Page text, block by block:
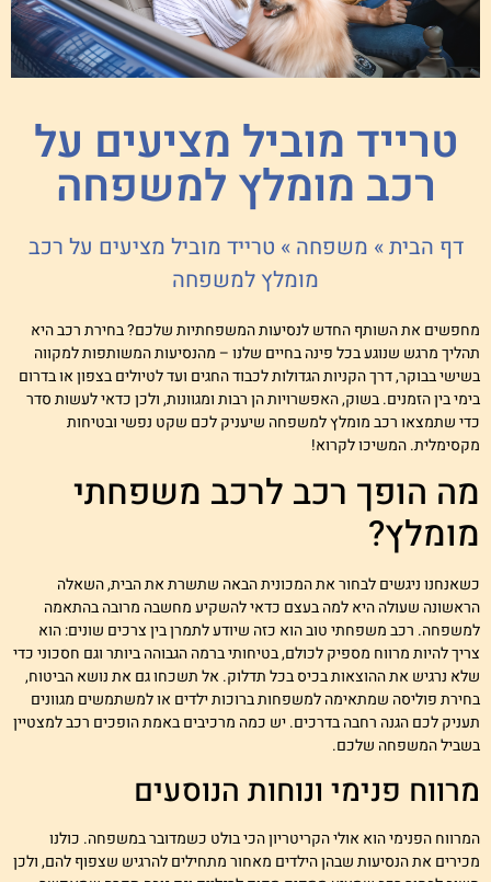
טרייד מוביל מציעים על
רכב מומלץ למשפחה
דף הבית»משפחה» טרייד מוביל מציעים על רכב
מומלץ למשפחה
את השותף החדש לנסיעות המשפחתיות שלכם? בחירת רכב היא
מרגש שנוגע בכל פינה בחיים שלנו – מהנסיעות המשותפות למקווה
בבוקר, דרך הקניות הגדולות לכבוד החגים ועד לטיולים בצפון או בדרום
בין הזמנים. בשוק, האפשרויות הן רבות ומגוונות, ולכן כדאי לעשות סדר
שתמצאו רכב מומלץ למשפחה שיעניק לכם שקט נפשי ובטיחות
המשיכו לקרוא!
הופך רכב לרכב משפחתי
ניגשים לבחור את המכונית הבאה שתשרת את הבית, השאלה
שעולה היא למה בעצם כדאי להשקיע מחשבה מרובה בהתאמה
רכב משפחתי טוב הוא כזה שיודע לתמרן בין צרכים שונים: הוא
להיות מרווח מספיק לכולם, בטיחותי ברמה הגבוהה ביותר וגם חסכוני כדי
נרגיש את ההוצאות בכיס בכל תדלוק. אל תשכחו גם את נושא הביטוח,
פוליסה שמתאימה למשפחות ברוכות ילדים או למשתמשים מגוונים
לכם הגנה רחבה בדרכים. יש כמה מרכיבים באמת הופכים רכב למצטיין
המשפחה שלכם.
פנימי ונוחות הנוסעים
הפנימי הוא אולי הקריטריון הכי בולט כשמדובר במשפחה. כולנו
את הנסיעות שבהן הילדים מאחור מתחילים להרגיש שצפוף להם, ולכן